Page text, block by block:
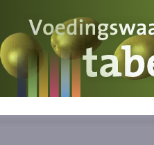
Voedingswaarde
Wat is wat?